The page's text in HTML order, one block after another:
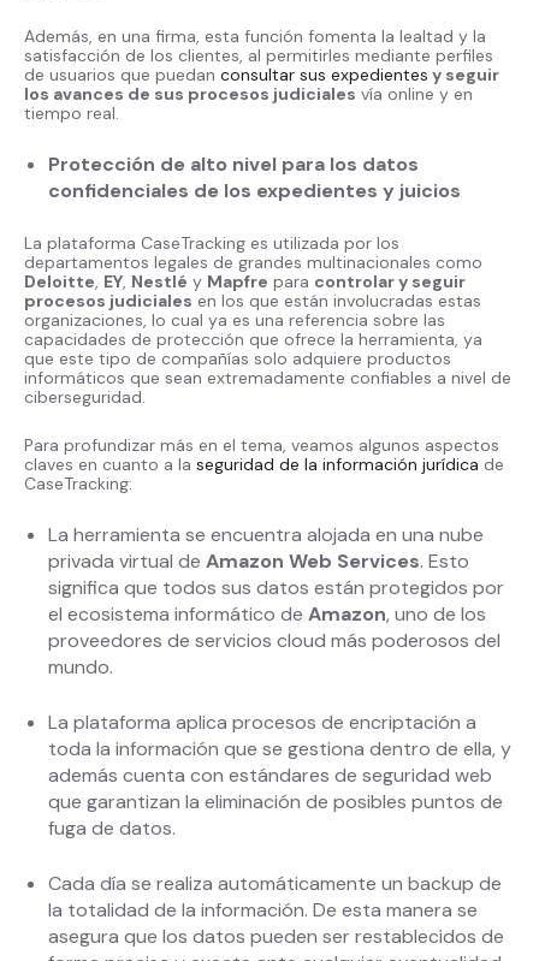
Además, en una firma, esta función fomenta la lealtad y la
satisfacción de los clientes, al permitirles mediante perfiles
de usuarios que puedan consultar sus expedientes y seguir
los avances de sus procesos judiciales vía online y en
tiempo real.
Protección de alto nivel para los datos
confidenciales de los expedientes y juicios
La plataforma CaseTracking es utilizada por los
departamentos legales de grandes multinacionales como
Deloitte, EY, Nestlé y Mapfre para controlar y seguir
procesos judiciales en los que están involucradas estas
organizaciones, lo cual ya es una referencia sobre las
capacidades de protección que ofrece la herramienta, ya
que este tipo de compañías solo adquiere productos
informáticos que sean extremadamente confiables a nivel de
ciberseguridad.
Para profundizar más en el tema, veamos algunos aspectos
claves en cuanto a la seguridad de la información jurídica de
CaseTracking:
La herramienta se encuentra alojada en una nube
privada virtual de Amazon Web Services. Esto
significa que todos sus datos están protegidos por
el ecosistema informático de Amazon, uno de los
proveedores de servicios cloud más poderosos del
mundo.
La plataforma aplica procesos de encriptación a
toda la información que se gestiona dentro de ella, y
además cuenta con estándares de seguridad web
que garantizan la eliminación de posibles puntos de
fuga de datos.
Cada día se realiza automáticamente un backup de
la totalidad de la información. De esta manera se
asegura que los datos pueden ser restablecidos de